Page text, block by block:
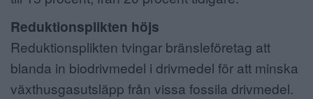
Reduktionsplikten höjs
Reduktionsplikten tvingar bränsleföretag att
blanda in biodrivmedel i drivmedel för att minska
växthusgasutsläpp från vissa fossila drivmedel.